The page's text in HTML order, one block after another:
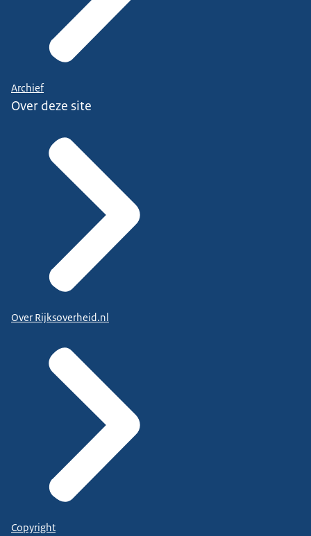
Archief
Over deze site
Over Rijksoverheid.nl
Copyright